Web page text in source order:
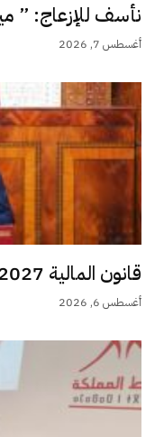
نأسف للإزعاج: ”
أغسطس 7, 2026
قانون المالية 2027: أخنوش يبقي على دعم...
أغسطس 6, 2026